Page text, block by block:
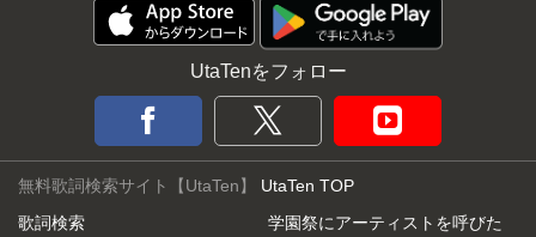
UtaTenをフォロー
無料歌詞検索サイト【UtaTen】 UtaTen TOP
歌詞検索
学園祭にアーティストを呼びた